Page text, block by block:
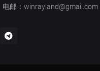
邮：winrayland@gmail.com